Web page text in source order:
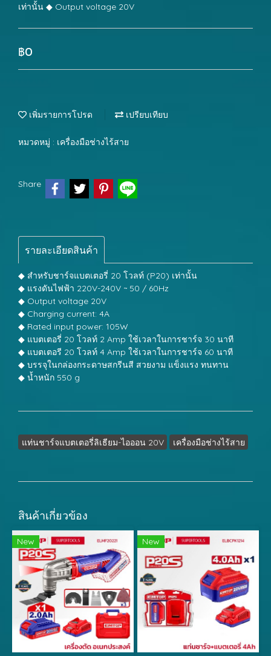
เท่านั้น ◆ Output voltage 20V
฿0
เพิ่มรายการโปรด เปรียบเทียบ
หมวดหมู่ : เครื่องมือช่างไร้สาย
Share
รายละเอียดสินค้า
◆ สำหรับชาร์จแบตเตอรี่ 20 โวลท์ (P20) เท่านั้น
◆ แรงดันไฟฟ้า 220V-240V ~ 50 / 60Hz
◆ Output voltage 20V
◆ Charging current: 4A
◆ Rated input power: 105W
◆ แบตเตอรี่ 20 โวลท์ 2 Amp ใช้เวลาในการชาร์จ 30 นาที
◆ แบตเตอรี 20 โวลท์ 4 Amp ใช้เวลาในการชาร์จ 60 นาที
◆ บรรจุในกล่องกระดาษสกรีนสี สวยงาม แข็งแรง ทนทาน
◆ น้ำหนัก 550 g
แท่นชาร์จแบตเตอรี่ลิเธียม-ไอออน 20V เครื่องมือช่างไร้สาย
สินค้าเกี่ยวข้อง
New New